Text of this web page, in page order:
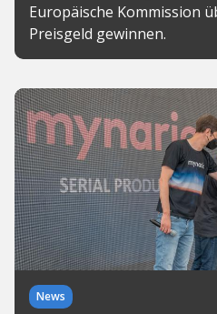
Europäische Kommission
Preisgeld gewinnen.
News